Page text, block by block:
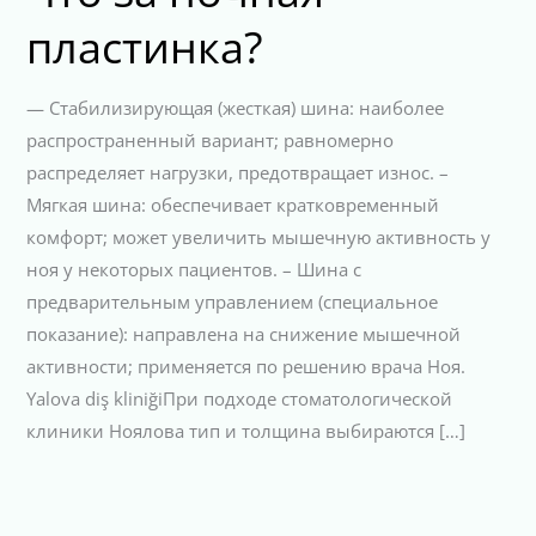
пластинка?
— Стабилизирующая (жесткая) шина: наиболее
распространенный вариант; равномерно
распределяет нагрузки, предотвращает износ. –
Мягкая шина: обеспечивает кратковременный
комфорт; может увеличить мышечную активность у
ноя у некоторых пациентов. – Шина с
предварительным управлением (специальное
показание): направлена на снижение мышечной
активности; применяется по решению врача Ноя.
Yalova diş kliniğiПри подходе стоматологической
клиники Ноялова тип и толщина выбираются […]